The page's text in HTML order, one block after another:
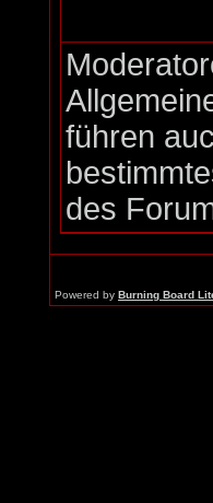
führen
des
Powered by Burning Board